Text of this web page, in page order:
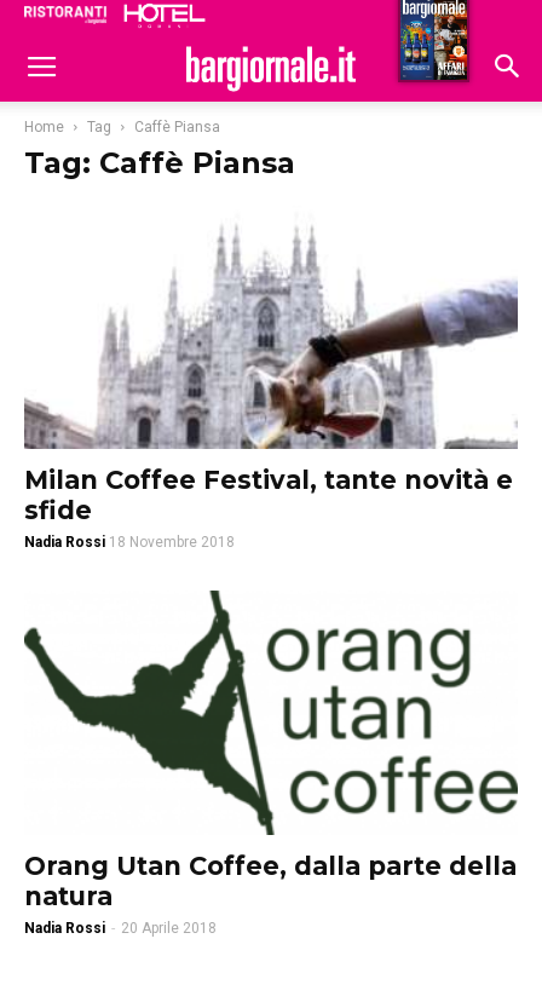
Hoteldomani
Home Tag Caffè Piansa
Tag: Caffè Piansa
Milan Coffee Festival, tante novità e
sfide
Nadia Rossi 18 Novembre 2018
Orang Utan Coffee, dalla parte della
natura
Nadia Rossi - 20 Aprile 2018